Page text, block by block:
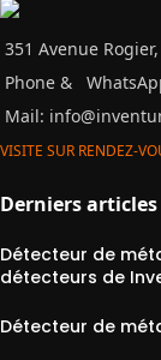
351 Avenue
Phone &
Mail:
VISITE SUR RENDEZ-
Derniers
Détecteur de
détecteurs de
Détecteur de